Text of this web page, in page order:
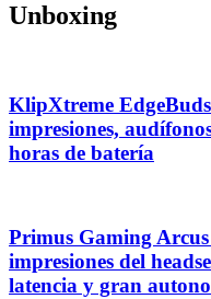
Unboxing
KlipXtreme
impresiones,
horas de batería
Primus Gaming
impresiones del
latencia y gran